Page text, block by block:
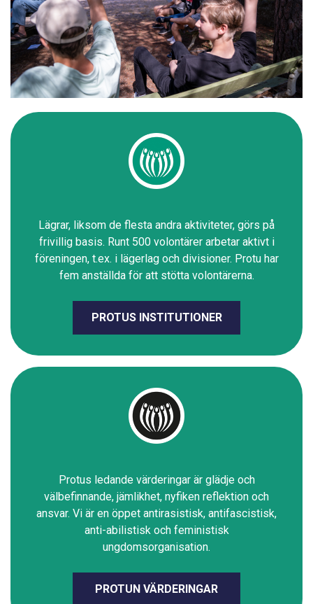
Lägrar, liksom de flesta andra aktiviteter, görs på
frivillig basis. Runt 500 volontärer arbetar aktivt i
föreningen, t.ex. i lägerlag och divisioner. Protu har
fem anställda för att stötta volontärerna.
PROTUS INSTITUTIONER
Protus ledande värderingar är glädje och
välbefinnande, jämlikhet, nyfiken reflektion och
ansvar. Vi är en öppet antirasistisk, antifascistisk,
anti-abilistisk och feministisk
ungdomsorganisation.
PROTUN VÄRDERINGAR